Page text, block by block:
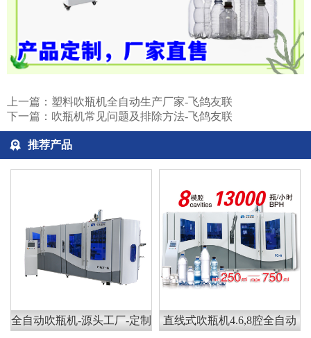
上一篇： 塑料吹瓶机全自动生产厂家-飞鸽友联
下一篇： 吹瓶机常见问题及排除方法-飞鸽友联
推荐产品
全自动吹瓶机-源头工厂-定制 直线式吹瓶机4.6,8腔全自动